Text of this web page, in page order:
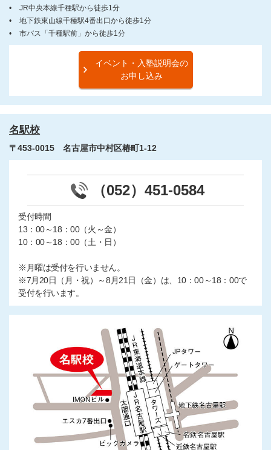
JR中央本線千種駅から徒歩1分
地下鉄東山線千種駅4番出口から徒歩1分
市バス「千種駅前」から徒歩1分
イベント・入塾説明会の
お申し込み
名駅校
〒453-0015 名古屋市中村区椿町1-12
（052）451-0584
受付時間
13：00～18：00（火～金）
10：00～18：00（土・日）
※月曜は受付を行いません。
※7月20日（月・祝）～8月21日（金）は、10：00～18：00で
受付を行います。